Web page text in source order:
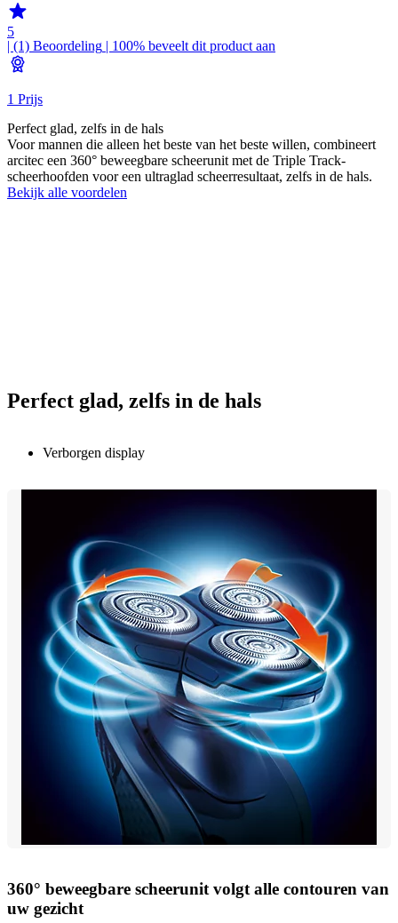
5
| (1) Beoordeling | 100% beveelt dit product aan
1 Prijs
Perfect glad, zelfs in de hals
Voor mannen die alleen het beste van het beste willen, combineert
arcitec een 360° beweegbare scheerunit met de Triple Track-
scheerhoofden voor een ultraglad scheerresultaat, zelfs in de hals.
Bekijk alle voordelen
Perfect glad, zelfs in de hals
Verborgen display
360° beweegbare scheerunit volgt alle contouren van
uw gezicht